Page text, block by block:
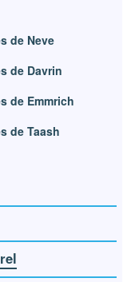
de Neve
de Davrin
de Emmrich
de Taash